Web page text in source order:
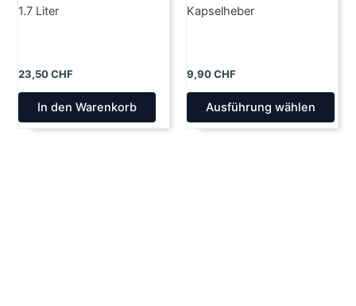
1.7 Liter
23,50CHF
In den Warenkorb
Kapselheber
9,90CHF
Ausführung wählen